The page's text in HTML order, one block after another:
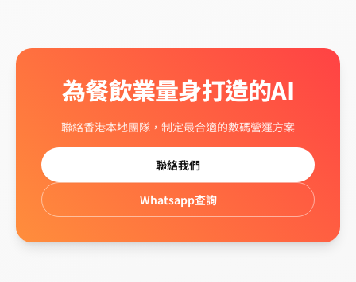
為餐飲業量身打造的AI
聯絡香港本地團隊，制定最合適的數碼營運方案
聯絡我們
Whatsapp查詢